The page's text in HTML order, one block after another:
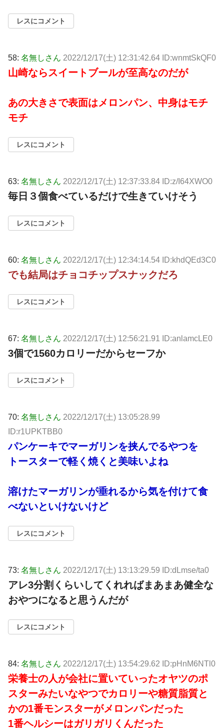
レスにコメント
58: 名無しさん 2022/12/17(土) 12:31:42.64 ID:wnmtSkQF0
山崎ならスイートブールが至高なのだが
あの大きさで表面はメロンパン、中身はモチ
モチ
レスにコメント
63: 名無しさん 2022/12/17(土) 12:37:33.84 ID:z/I64XWO0
毎日３個食べているだけで生きていけそう
レスにコメント
60: 名無しさん 2022/12/17(土) 12:34:14.54 ID:khdQEd3C0
でも結局はチョコチップスナックだろ
レスにコメント
67: 名無しさん 2022/12/17(土) 12:56:21.91 ID:anlamcLE0
3個で1560カロリーだからセーフか
レスにコメント
70: 名無しさん 2022/12/17(土) 13:05:28.99
ID:r1UPKTBB0
パンケーキでマーガリンを挟んでるやつを
トースターで軽く焼くと美味いよね
溶けたマーガリンが垂れるから気を付けて食
べないといけないけど
レスにコメント
73: 名無しさん 2022/12/17(土) 13:13:29.59 ID:dLmse/ta0
アレ3分割くらいしてくれればまあまあ健全な
おやつになると思うんだが
レスにコメント
84: 名無しさん 2022/12/17(土) 13:54:29.62 ID:pHnM6NTl0
栄養士の人が会社に置いていったオヤツのポ
スターみたいなやつでカロリーや糖質脂質と
かの1番モンスターがメロンパンだった
1番ヘルシーはガリガリくんだった